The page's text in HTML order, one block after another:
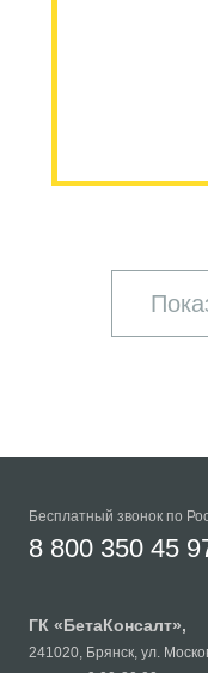
Бесплатный звонок по
8 800 350 45
ГК «БетаКонсалт»,
241020, Брянск, ул.